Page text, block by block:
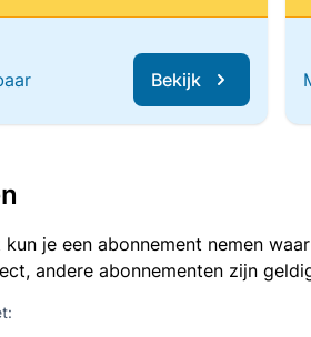
Bekijk
je een abonnement nemen
andere abonnementen zijn